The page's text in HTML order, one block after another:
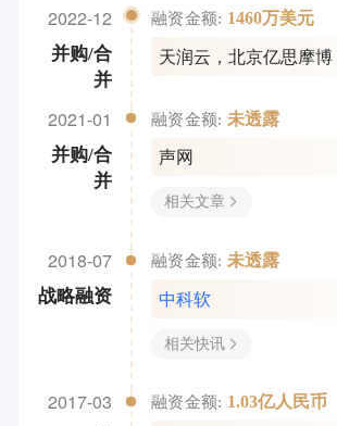
2022-12
并购/合
并
融资金额: 1460万美元
天润云 ，北京亿思摩博
2021-01
并购/合
并
融资金额: 未透露
声网
相关文章
2018-07
战略融资
融资金额: 未透露
中科软
相关快讯
2017-03 融资金额: 1.03亿人民币